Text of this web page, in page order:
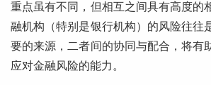
重点虽有不同，但相互之间具有高度的
融机构（特别是银行机构）的风险往往
要的来源，二者间的协同与配合，将有
应对金融风险的能力。